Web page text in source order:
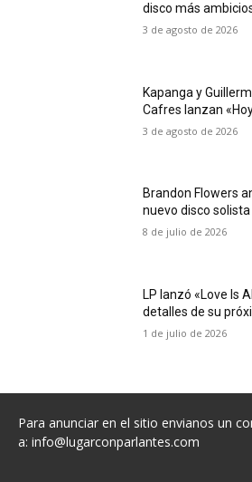
disco más
3 de agosto de 2026
Kapanga y
Cafres lanzan
3 de agosto de 2026
Brandon Flowers
nuevo disco
8 de julio de 2026
LP lanzó «Love Is
detalles de su
1 de julio de 2026
Para anunciar en el sitio envianos un
a: info@lugarconparlantes.com